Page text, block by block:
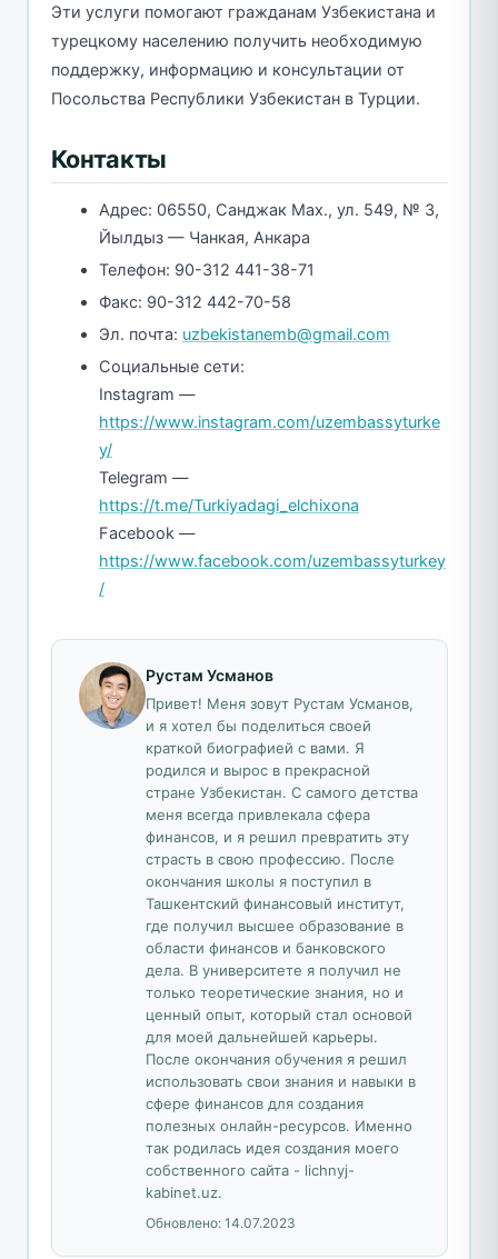
Эти услуги помогают гражданам Узбекистана и
турецкому населению получить необходимую
поддержку, информацию и консультации от
Посольства Республики Узбекистан в Турции.
Контакты
Адрес: 06550, Санджак Мах., ул. 549, № 3,
Йылдыз — Чанкая, Анкара
Телефон: 90-312 441-38-71
Факс: 90-312 442-70-58
Эл. почта: uzbekistanemb@gmail.com
Социальные сети:
Instagram —
https://www.instagram.com/uzembassyturke
y/
Telegram —
https://t.me/Turkiyadagi_elchixona
Facebook —
https://www.facebook.com/uzembassyturkey
/
Рустам Усманов
Привет! Меня зовут Рустам Усманов,
и я хотел бы поделиться своей
краткой биографией с вами. Я
родился и вырос в прекрасной
стране Узбекистан. С самого детства
меня всегда привлекала сфера
финансов, и я решил превратить эту
страсть в свою профессию. После
окончания школы я поступил в
Ташкентский финансовый институт,
где получил высшее образование в
области финансов и банковского
дела. В университете я получил не
только теоретические знания, но и
ценный опыт, который стал основой
для моей дальнейшей карьеры.
После окончания обучения я решил
использовать свои знания и навыки в
сфере финансов для создания
полезных онлайн-ресурсов. Именно
так родилась идея создания моего
собственного сайта - lichnyj-
kabinet.uz.
Обновлено: 14.07.2023